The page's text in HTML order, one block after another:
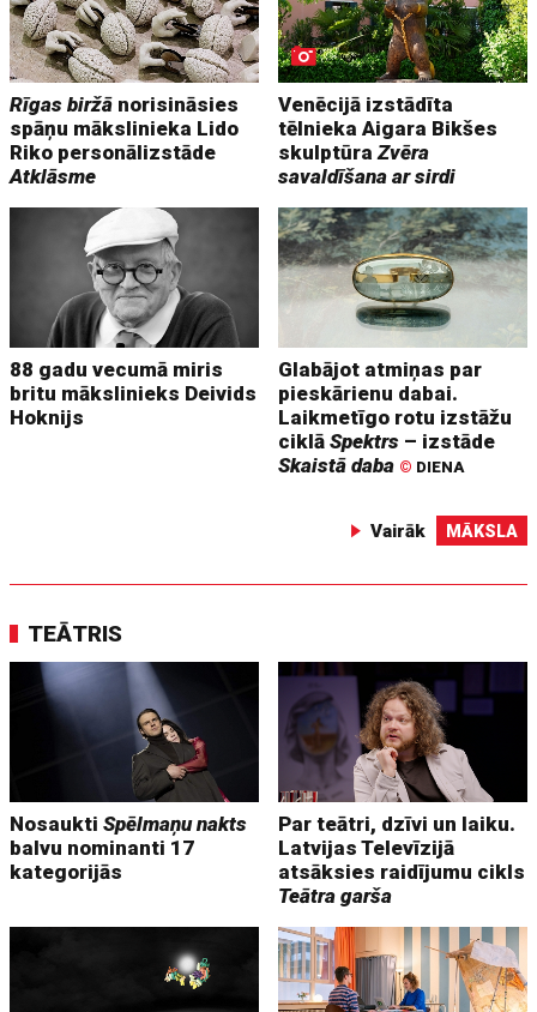
Rīgas biržā norisināsies
spāņu mākslinieka Lido
Riko personālizstāde
Atklāsme
Venēcijā izstādīta
tēlnieka Aigara Bikšes
skulptūraZvēra
savaldīšana ar sirdi
88 gadu vecumā miris
britu mākslinieks Deivids
Hoknijs
Glabājot atmiņas par
pieskārienu dabai.
Laikmetīgo rotu izstāžu
ciklāSpektrs – izstāde
Skaistā daba © DIENA
Vairāk MĀKSLA
TEĀTRIS
NosauktiSpēlmaņu nakts
balvu nominanti 17
kategorijās
Par teātri, dzīvi un laiku.
Latvijas Televīzijā
atsāksies raidījumu cikls
Teātra garša